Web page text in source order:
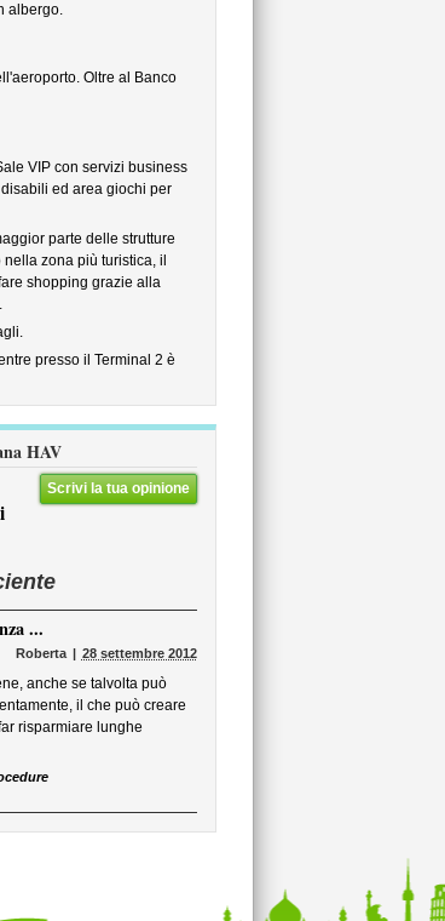
albergo.
Oltre al Banco
VIP con servizi business
ed area giochi per
parte delle strutture
zona più turistica, il
shopping grazie alla
presso il Terminal 2 è
HAV
Scrivi la tua opinione
...
Roberta 28 settembre 2012
anche se talvolta può
il che può creare
risparmiare lunghe